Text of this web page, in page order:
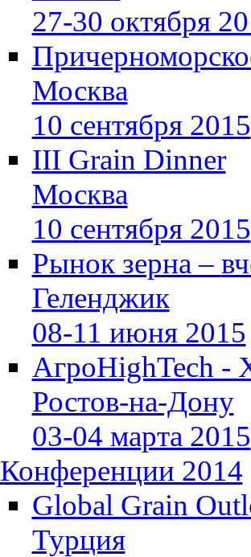
27-30 октября
Москва
10 сентября 2015
III Grain Dinner
Москва
10 сентября 2015
Рынок зерна –
Геленджик
08-11 июня 2015
АгроHighTech -
Ростов-на-Дону
03-04 марта 2015
Конференции 2014
Global Grain
Турция